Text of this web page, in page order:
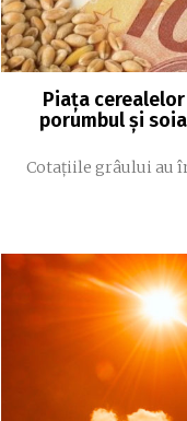
Piața
porumbul și
Cotațiile grâului au